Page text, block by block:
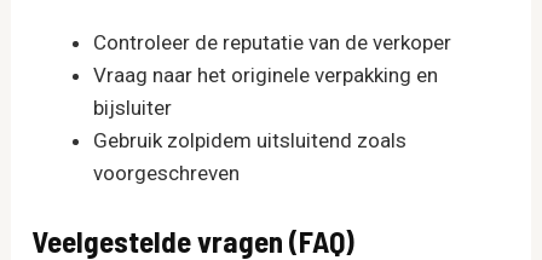
Controleer de reputatie van de verkoper
Vraag naar het originele verpakking en
bijsluiter
Gebruik zolpidem uitsluitend zoals
voorgeschreven
Veelgestelde vragen (FAQ)